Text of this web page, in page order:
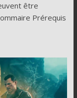
être
Prérequis